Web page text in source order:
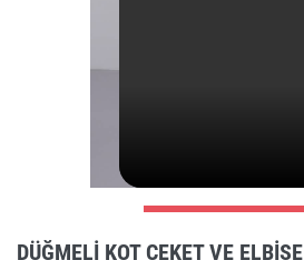
DÜĞMELI KOT CEKET VE ELBISE